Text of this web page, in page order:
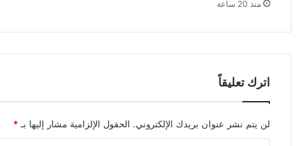
منذ 20 ساعة
اترك تعليقاً
لن يتم نشر عنوان بريدك الإلكتروني. الحقول الإلزامية مشار إليها بـ *